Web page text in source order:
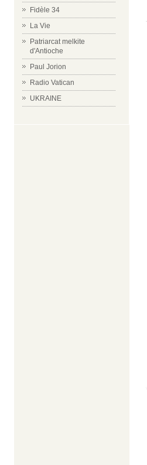
Fidèle 34
La Vie
Patriarcat melkite
d'Antioche
Paul Jorion
Radio Vatican
UKRAINE